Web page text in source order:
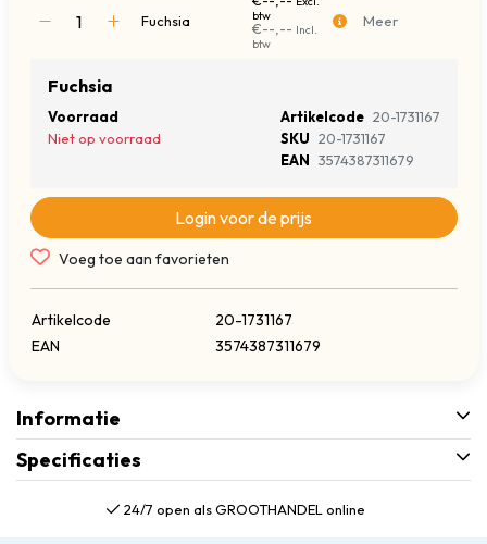
Fuchsia
btw
€--,-- Incl.
btw
Meer
Fuchsia
Voorraad
Niet op voorraad
Artikelcode 20-1731167
SKU 20-1731167
EAN 3574387311679
Login voor de prijs
Voeg toe aan favorieten
Artikelcode
20-1731167
EAN
3574387311679
Informatie
Specificaties
24/7 open als GROOTHANDEL online